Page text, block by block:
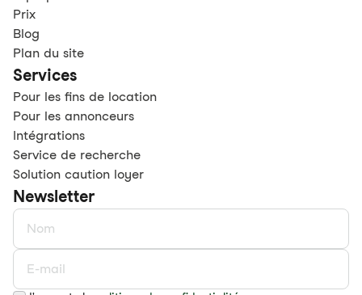
Prix
Blog
Plan du site
Services
Pour les fins de location
Pour les annonceurs
Intégrations
Service de recherche
Solution caution loyer
Newsletter